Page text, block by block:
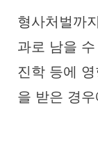
형사처벌까
과로 남을
진학 등에
을 받은 경